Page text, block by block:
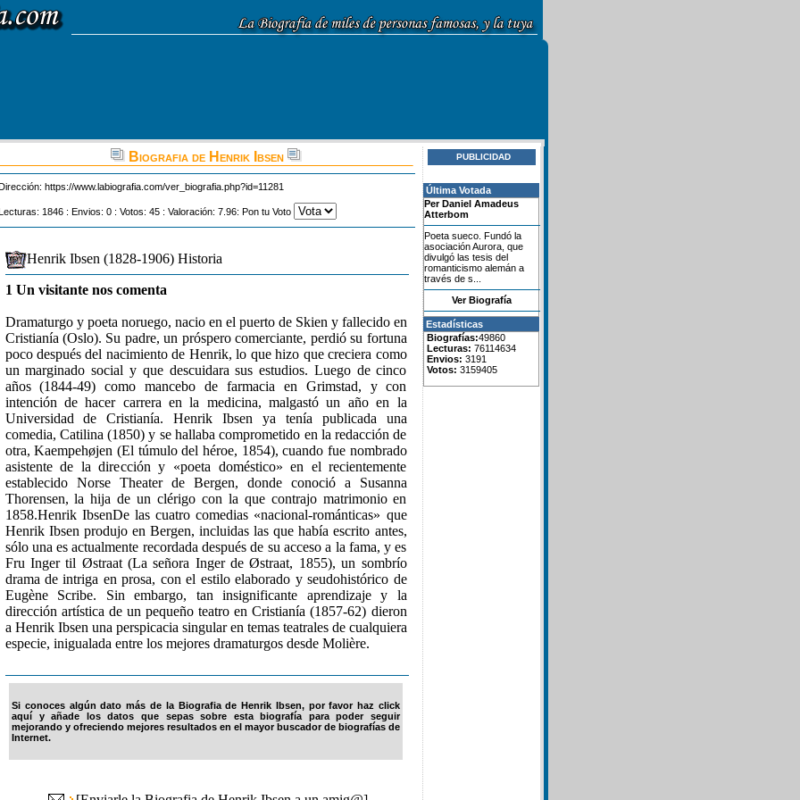
Biografia de Henrik Ibsen
https://www.labiografia.com/ver_biografia.php?id=11281
1846 : Envios: 0 : Votos: 45 : Valoración: 7.96: Pon tu Voto
Henrik Ibsen (1828-1906) Historia
1 Un visitante nos comenta
Dramaturgo y poeta noruego, nacio en el puerto de Skien y fallecido en
Cristianía (Oslo). Su padre, un próspero comerciante, perdió su fortuna
poco después del nacimiento de Henrik, lo que hizo que creciera como
un marginado social y que descuidara sus estudios. Luego de cinco
años (1844-49) como mancebo de farmacia en Grimstad, y con
intención de hacer carrera en la medicina, malgastó un año en la
Universidad de Cristianía. Henrik Ibsen ya tenía publicada una
comedia, Catilina (1850) y se hallaba comprometido en la redacción de
otra, Kaempehøjen (El túmulo del héroe, 1854), cuando fue nombrado
asistente de la dirección y «poeta doméstico» en el recientemente
establecido Norse Theater de Bergen, donde conoció a Susanna
Thorensen, la hija de un clérigo con la que contrajo matrimonio en
1858.Henrik IbsenDe las cuatro comedias «nacional-románticas» que
Henrik Ibsen produjo en Bergen, incluidas las que había escrito antes,
sólo una es actualmente recordada después de su acceso a la fama, y es
Fru Inger til Østraat (La señora Inger de Østraat, 1855), un sombrío
drama de intriga en prosa, con el estilo elaborado y seudohistórico de
Eugène Scribe. Sin embargo, tan insignificante aprendizaje y la
dirección artística de un pequeño teatro en Cristianía (1857-62) dieron
a Henrik Ibsen una perspicacia singular en temas teatrales de cualquiera
especie, inigualada entre los mejores dramaturgos desde Molière.
Si conoces algún dato más de la Biografia de Henrik Ibsen, por favor haz click
aquí y añade los datos que sepas sobre esta biografía para poder seguir
mejorando y ofreciendo mejores resultados en el mayor buscador de biografías de
Internet.
PUBLICIDAD
Última Votada
Per Daniel Amadeus
Atterbom
Poeta sueco. Fundó la
asociación Aurora, que
divulgó las tesis del
romanticismo alemán a
través de s...
Ver Biografía
Estadísticas
Biografías:49860
Lecturas: 76114634
Envios: 3191
Votos: 3159405